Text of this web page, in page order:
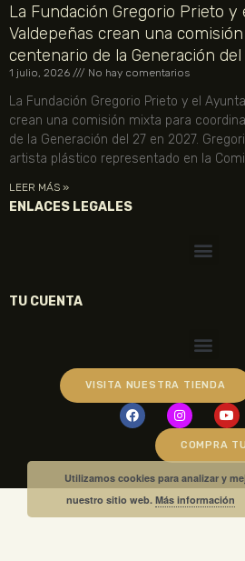
La Fundación Gregorio Prieto
Valdepeñas crean una
centenario de la Generación del
1 julio, 2026 No hay comentarios
La Fundación Gregorio Prieto y el
crean una comisión mixta para
de la Generación del 27 en 2027.
artista plástico representado en la
LEER MÁS »
ENLACES LEGALES
TU CUENTA
VISITA NUESTRA TIENDA
COMPRA
Utilizamos cookies para analizar y
nuestro sitio web.Más información